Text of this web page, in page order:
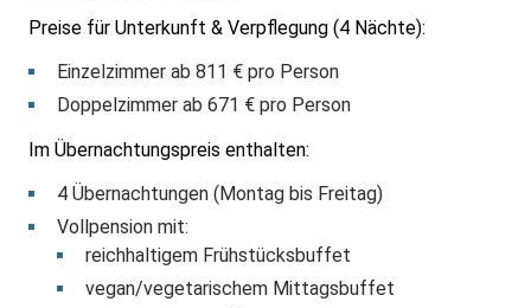
Preise für Unterkunft & Verpflegung (4 Nächte):
Einzelzimmer ab 811 € pro Person
Doppelzimmer ab 671 € pro Person
Im Übernachtungspreis enthalten:
4 Übernachtungen (Montag bis Freitag)
Vollpension mit:
reichhaltigem Frühstücksbuffet
vegan/vegetarischem Mittagsbuffet